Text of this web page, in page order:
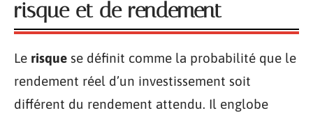
risque et de rendement
Le risque se définit comme la probabilité que le
rendement réel d’un investissement soit
différent du rendement attendu. Il englobe